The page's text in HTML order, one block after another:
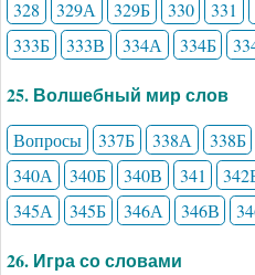
328
329А 329Б 330 331
333Б
333В 334А 334Б
25. Волшебный мир слов
Вопросы 337Б 338А 338Б
340А
340Б 340В 341
345А
345Б 346А 346В
26. Игра со словами